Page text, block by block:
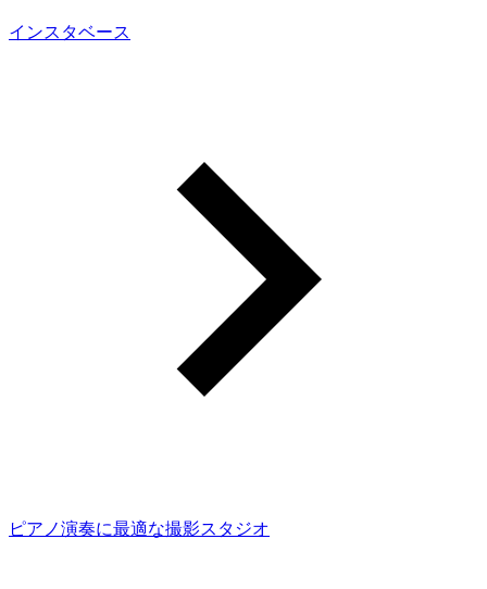
インスタベース
ピアノ演奏に最適な撮影スタジオ